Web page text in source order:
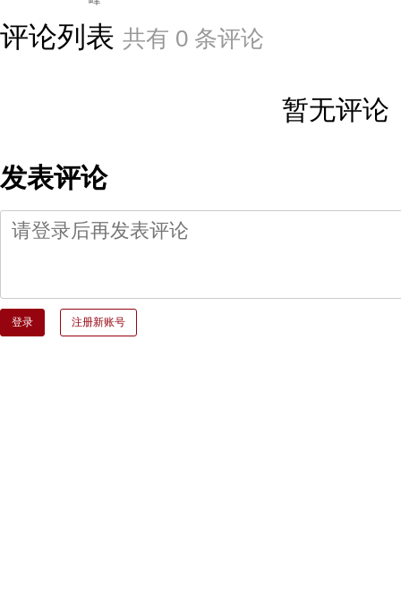
评论列表 共有 0 条评论
暂无评论
发表评论
登录 注册新账号